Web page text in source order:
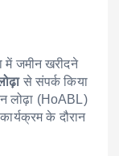
में जमीन खरीदने
से संपर्क किया
लोढ़ा (HoABL)
के दौरान